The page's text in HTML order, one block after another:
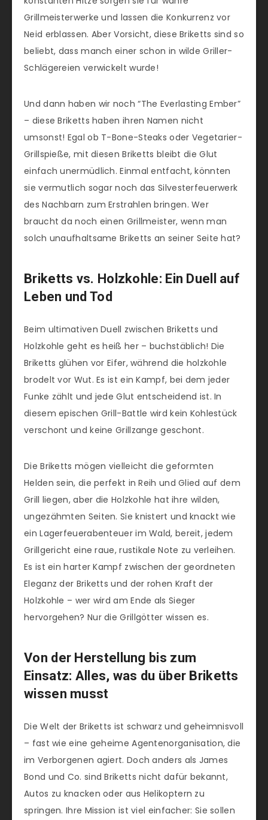
Grillmeisterwerke und lassen die Konkurrenz vor
Neid erblassen. Aber Vorsicht, diese Briketts sind so
beliebt, dass manch einer schon in wilde Griller-
Schlägereien verwickelt wurde!
Und dann haben wir noch “The Everlasting Ember”
– diese Briketts haben ihren Namen nicht
umsonst! Egal ob T-Bone-Steaks oder Vegetarier-
Grillspieße, mit diesen Briketts bleibt die Glut
einfach unermüdlich. Einmal entfacht, könnten
sie vermutlich sogar noch das Silvesterfeuerwerk
des Nachbarn zum Erstrahlen bringen. Wer
braucht da noch einen Grillmeister, wenn man
solch unaufhaltsame Briketts an seiner Seite hat?
Briketts vs. Holzkohle: Ein Duell auf
Leben und Tod
Beim ultimativen Duell zwischen Briketts und
Holzkohle geht es heiß her – buchstäblich! Die
Briketts glühen vor Eifer, während die holzkohle
brodelt vor Wut. Es ist ein Kampf, bei dem jeder
Funke zählt und jede Glut entscheidend ist. In
diesem epischen Grill-Battle wird kein Kohlestück
verschont und keine Grillzange geschont.
Die Briketts mögen vielleicht die geformten
Helden sein, die perfekt in Reih und Glied auf dem
Grill liegen, aber die Holzkohle hat ihre wilden,
ungezähmten Seiten. Sie knistert und knackt wie
ein Lagerfeuerabenteuer im Wald, bereit, jedem
Grillgericht eine raue, rustikale Note zu verleihen.
Es ist ein harter Kampf zwischen der geordneten
Eleganz der Briketts und der rohen Kraft der
Holzkohle – wer wird am Ende als Sieger
hervorgehen? Nur die Grillgötter wissen es.
Von der Herstellung bis zum
Einsatz: Alles, was du über Briketts
wissen musst
Die Welt der Briketts ist schwarz und geheimnisvoll
– fast wie eine geheime Agentenorganisation, die
im Verborgenen agiert. Doch anders als James
Bond und Co. sind Briketts nicht dafür bekannt,
Autos zu knacken oder aus Helikoptern zu
springen. Ihre Mission ist viel einfacher: Sie sollen